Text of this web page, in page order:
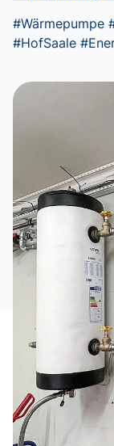
#Wärmepumpe
#HofSaale